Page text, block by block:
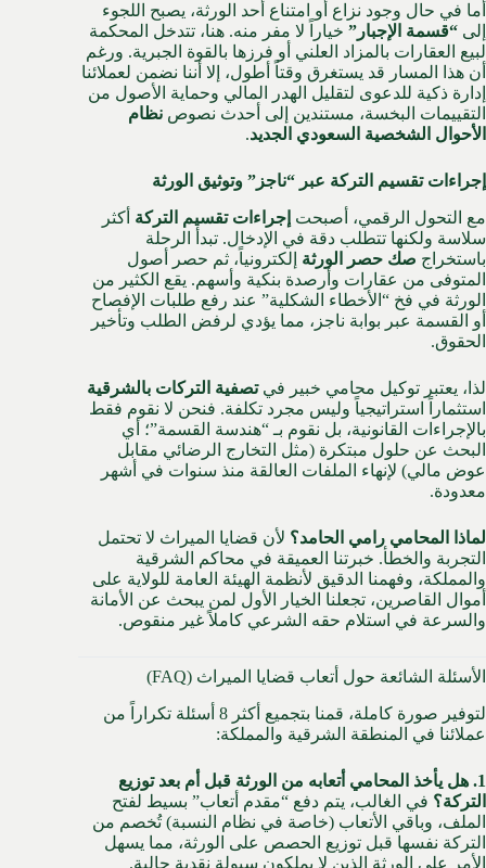
أما في حال وجود نزاع أو امتناع أحد الورثة، يصبح اللجوء
إلى “قسمة الإجبار” خياراً لا مفر منه. هنا، تتدخل المحكمة
لبيع العقارات بالمزاد العلني أو فرزها بالقوة الجبرية. ورغم
أن هذا المسار قد يستغرق وقتاً أطول، إلا أننا نضمن لعملائنا
إدارة ذكية للدعوى لتقليل الهدر المالي وحماية الأصول من
التقييمات البخسة، مستندين إلى أحدث نصوص نظام
الأحوال الشخصية السعودي الجديد.
إجراءات تقسيم التركة عبر “ناجز” وتوثيق الورثة
مع التحول الرقمي، أصبحت إجراءات تقسيم التركة أكثر
سلاسة ولكنها تتطلب دقة في الإدخال. تبدأ الرحلة
باستخراج صك حصر الورثة إلكترونياً، ثم حصر أصول
المتوفى من عقارات وأرصدة بنكية وأسهم. يقع الكثير من
الورثة في فخ “الأخطاء الشكلية” عند رفع طلبات الإفصاح
أو القسمة عبر بوابة ناجز، مما يؤدي لرفض الطلب وتأخير
الحقوق.
لذا، يعتبر توكيل محامي خبير فيتصفية التركات بالشرقية
استثماراً استراتيجياً وليس مجرد تكلفة. فنحن لا نقوم فقط
بالإجراءات القانونية، بل نقوم بـ “هندسة القسمة”؛ أي
البحث عن حلول مبتكرة (مثل التخارج الرضائي مقابل
عوض مالي) لإنهاء الملفات العالقة منذ سنوات في أشهر
معدودة.
لماذا المحامي رامي الحامد؟ لأن قضايا الميراث لا تحتمل
التجربة والخطأ. خبرتنا العميقة في محاكم الشرقية
والمملكة، وفهمنا الدقيق لأنظمة الهيئة العامة للولاية على
أموال القاصرين، تجعلنا الخيار الأول لمن يبحث عن الأمانة
والسرعة في استلام حقه الشرعي كاملاً غير منقوص.
الأسئلة الشائعة حول أتعاب قضايا الميراث (FAQ)
لتوفير صورة كاملة، قمنا بتجميع أكثر 8 أسئلة تكراراً من
عملائنا في المنطقة الشرقية والمملكة:
1. هل يأخذ المحامي أتعابه من الورثة قبل أم بعد توزيع
التركة؟ في الغالب، يتم دفع “مقدم أتعاب” بسيط لفتح
الملف، وباقي الأتعاب (خاصة في نظام النسبة) تُخصم من
التركة نفسها قبل توزيع الحصص على الورثة، مما يسهل
الأمر على الورثة الذين لا يملكون سيولة نقدية حالية.